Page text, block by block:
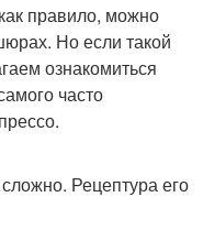
правило, можно
Но если такой
ознакомиться
часто
Рецептура его